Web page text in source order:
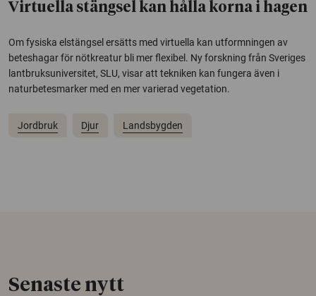
Virtuella stängsel kan hålla korna i hagen
Om fysiska elstängsel ersätts med virtuella kan utformningen av
beteshagar för nötkreatur bli mer flexibel. Ny forskning från Sveriges
lantbruksuniversitet, SLU, visar att tekniken kan fungera även i
naturbetesmarker med en mer varierad vegetation.
Jordbruk Djur Landsbygden
Senaste nytt